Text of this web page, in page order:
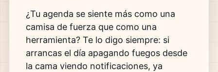
¿Tu agenda se siente más como una
camisa de fuerza que como una
herramienta? Te lo digo siempre: si
arrancas el día apagando fuegos desde
la cama viendo notificaciones, ya